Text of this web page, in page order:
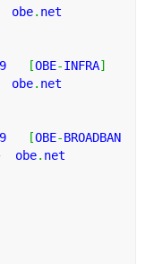
obe
. net
[OBE-INFRA]
obe
. net
[OBE-BROADBAN
  obe
. net